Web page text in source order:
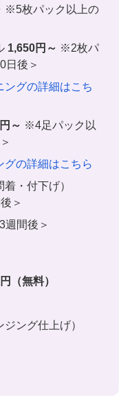
※5枚パック以上の
1,650円～ ※2枚パ
日後＞
ングの詳細はこち
～ ※4足パック以
グの詳細はこちら
着・付下げ）
＞
週間後＞
（無料）
ジング仕上げ）